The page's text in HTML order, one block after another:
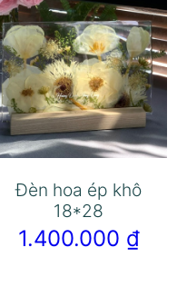
Đèn hoa ép khô
18*28
1.400.000 ₫